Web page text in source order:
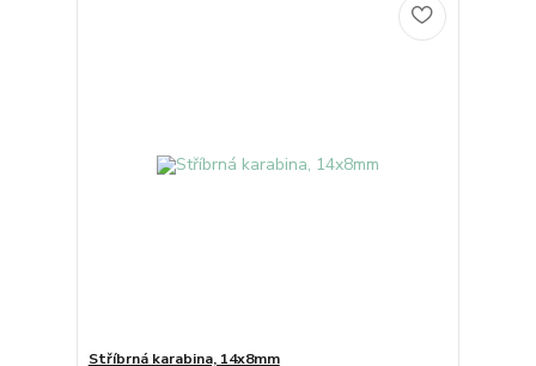
Stříbrná karabina, 14x8mm